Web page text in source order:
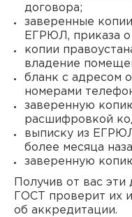
договора;
заверенные
ЕГРЮЛ, приказа о
копии
владение
бланк с адресом
номерами
заверенную
расшифровкой
выписку из
более месяца
заверенную
Получив от вас
ГОСТ проверит их
об аккредитации.